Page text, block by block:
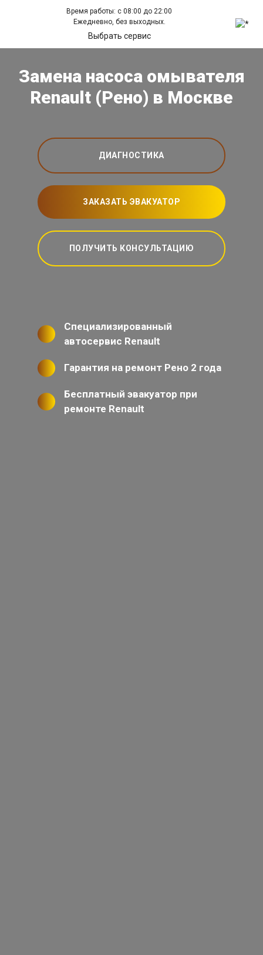
Время работы: с 08:00 до 22:00
Ежедневно, без выходных.
Выбрать сервис
Замена насоса омывателя
Renault (Рено) в Москве
ДИАГНОСТИКА
ЗАКАЗАТЬ ЭВАКУАТОР
ПОЛУЧИТЬ КОНСУЛЬТАЦИЮ
Специализированный
автосервис Renault
Гарантия на ремонт Рено 2 года
Бесплатный эвакуатор при
ремонте Renault